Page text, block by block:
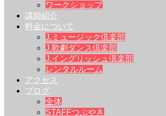
ワークショップ
講師紹介
料金について
J.ミュージック倶楽部
J.歌劇ダンス倶楽部
J.イングリッシュ倶楽部
レンタルルーム
アクセス
ブログ
全体
STAFFつぶやき